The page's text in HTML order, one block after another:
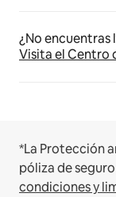
¿No encuentras
Visita el Centro
*La Protección
póliza de
condiciones y